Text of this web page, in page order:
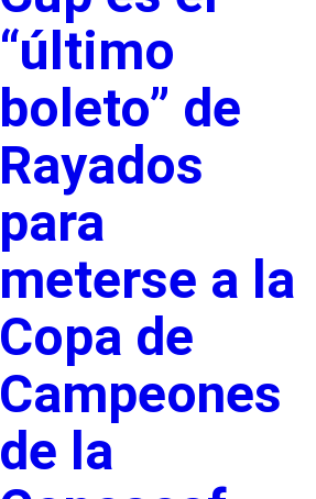
“último
boleto” de
Rayados
para
meterse a la
Copa de
Campeones
de la